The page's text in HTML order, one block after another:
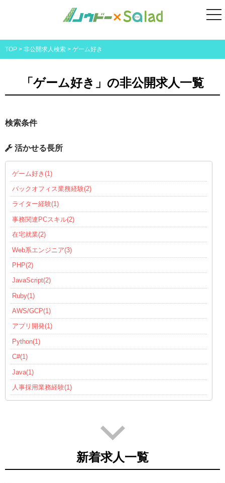
t
g
TOP > 非公開求人検索 > ゲーム好き
「ゲーム好き」の非公開求人一覧
検索条件
活かせる長所
ゲーム好き(1)
バックオフィス業務経験(2)
ライター経験(1)
事務関連PCスキル(2)
在宅就業(2)
Web系エンジニア(3)
PHP(2)
JavaScript(2)
Ruby(1)
AWS/GCP(1)
アプリ開発(1)
Python(1)
C#(1)
Java(1)
人事採用業務経験(1)
新着求人一覧